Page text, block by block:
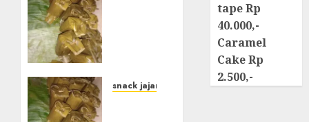
snack jajanan pasar
tape Rp
40.000,-
Caramel
Cake Rp
2.500,-